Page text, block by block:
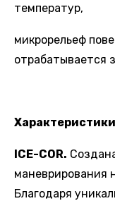
температур,
микрорельеф
отрабатывается
ICE-COR.
маневрирования
Благодаря